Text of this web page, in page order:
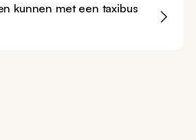
kunnen met een taxibus